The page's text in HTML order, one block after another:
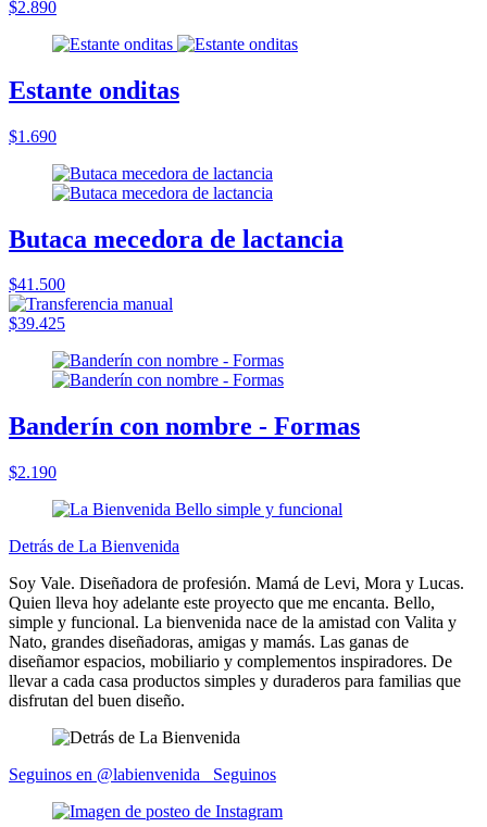
$2.890
Estante onditas
$1.690
Butaca mecedora de lactancia
$41.500
$39.425
Banderín con nombre - Formas
$2.190
Detrás de La Bienvenida
Soy Vale. Diseñadora de profesión. Mamá de Levi, Mora y Lucas.
Quien lleva hoy adelante este proyecto que me encanta. Bello,
simple y funcional. La bienvenida nace de la amistad con Valita y
Nato, grandes diseñadoras, amigas y mamás. Las ganas de
diseñamor espacios, mobiliario y complementos inspiradores. De
llevar a cada casa productos simples y duraderos para familias que
disfrutan del buen diseño.
Seguinos en @labienvenida_ Seguinos